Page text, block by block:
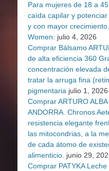
Para mujeres de 18 a
caída capilar y
y con mayor
Women: julio 4, 2026
Comprar Bálsamo
de alta eficiencia 360
concentración elevada
tratar la arruga fina
pigmentaria julio 1, 2026
Comprar ARTURO
ANDORRA. Chronos
resistencia elegante
las mitocondrias, a la
de cada átomo de
alimenticio. junio 29,
Comprar PATYKA